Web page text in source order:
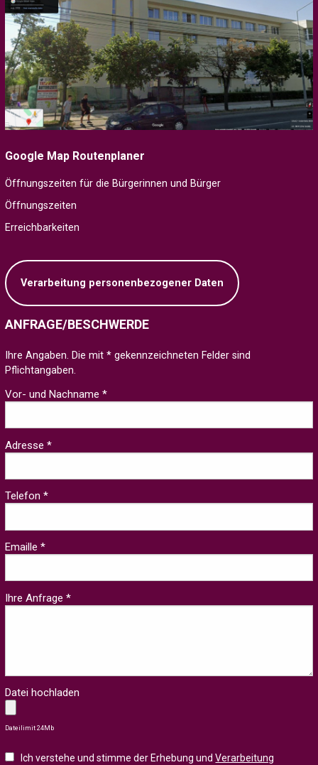
Google Map Routenplaner
Öffnungszeiten für die Bürgerinnen und Bürger
Öffnungszeiten
Erreichbarkeiten
Verarbeitung personenbezogener Daten
ANFRAGE/BESCHWERDE
Ihre Angaben. Die mit * gekennzeichneten Felder sind
Pflichtangaben.
Vor- und Nachname *
Adresse *
Telefon *
Emaille *
Ihre Anfrage *
Datei hochladen
Dateilimit 24Mb
Ich verstehe und stimme der Erhebung undVerarbeitung